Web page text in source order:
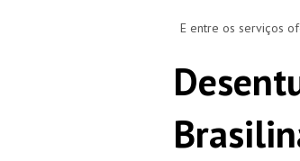
E entre os serviços